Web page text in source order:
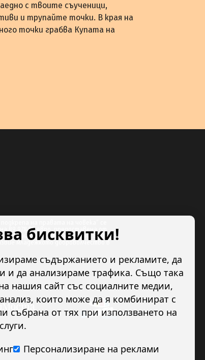
с твоите съученици,
и трупайте точки. В края на
точки грабва Купата на
89 978.50 евро, предоставена от
Финансовия механизъм на ЕИП.
младежкото доброволчество в
бисквитки!
съдържанието и рекламите, да
и да анализираме трафика. Също така
нашия сайт със социалните медии,
които може да я комбинират с
събрана от тях при използването на
Персонализиране на реклами